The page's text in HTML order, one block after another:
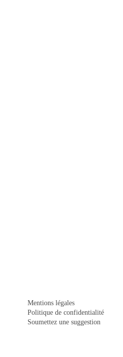
Mentions légales
Politique de confidentialité
Soumettez une suggestion